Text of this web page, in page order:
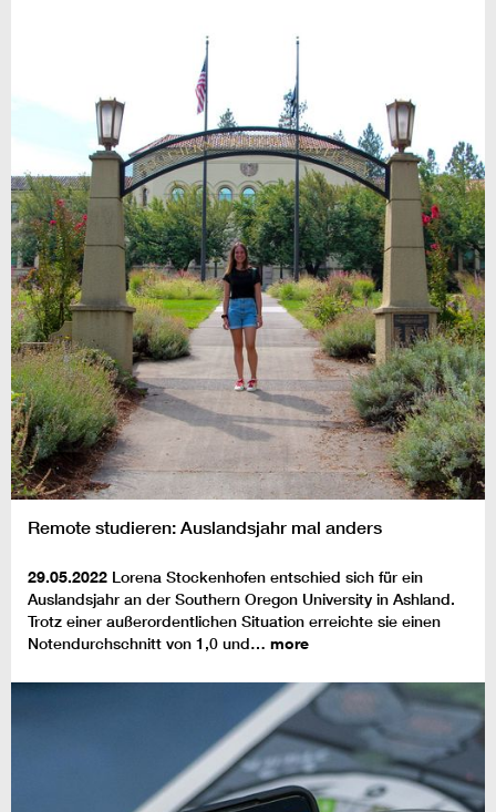
Remote studieren: Auslandsjahr mal anders
29.05.2022 Lorena Stockenhofen entschied sich für ein
Auslandsjahr an der Southern Oregon University in Ashland.
Trotz einer außerordentlichen Situation erreichte sie einen
Notendurchschnitt von 1,0 und… more